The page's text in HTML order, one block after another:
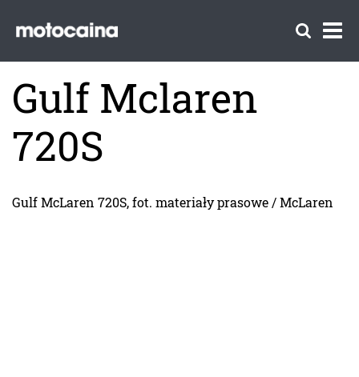
Gulf Mclaren
720S
Gulf McLaren 720S, fot. materiały prasowe / McLaren